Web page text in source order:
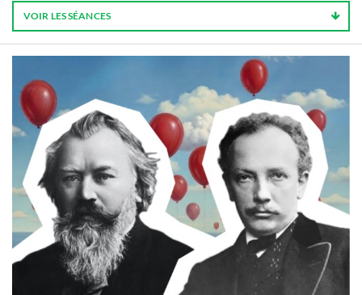
VOIR LES SÉANCES